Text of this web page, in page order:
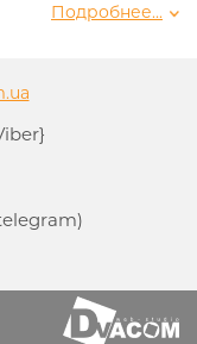
Pro с Core i7, и
MacBook Pro
в 3,7 раза
Pro с Core i7, и
Pro с M1.
Pro с
Подробнее...